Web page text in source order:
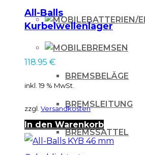
BATTERIEN/
BREMSEN
BREMSBELÄGE
BREMSLEITUNG
BREMSSATTEL
All-Balls
Kurbelwellenlager
Kit für KTM für KTM
SX 125 98-
118.95 €
inkl. 19 % MwSt.
zzgl. Versandkosten
In den Warenkorb